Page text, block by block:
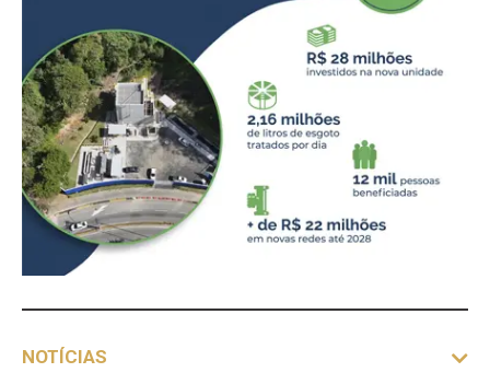
NOTÍCIAS